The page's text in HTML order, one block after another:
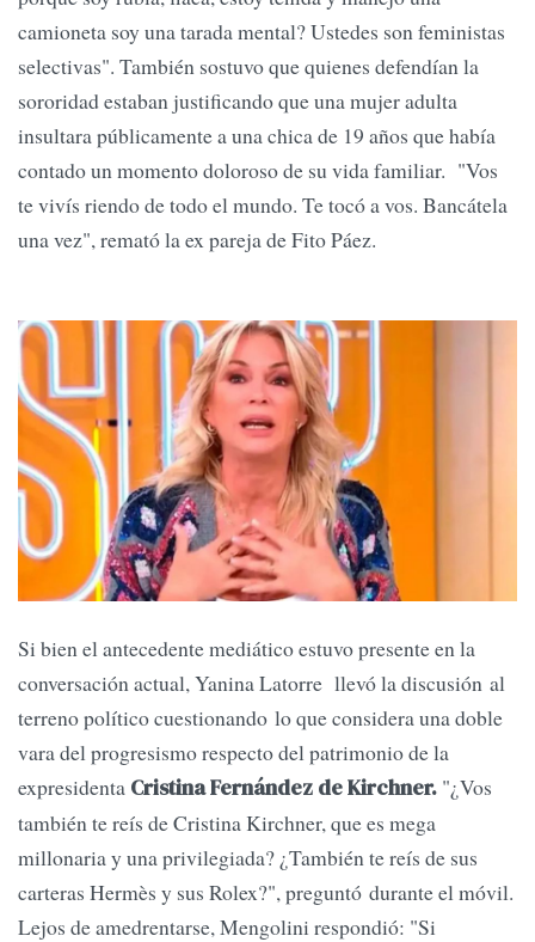
camioneta soy una tarada mental? Ustedes son feministas
selectivas". También sostuvo que quienes defendían la
sororidad estaban justificando que una mujer adulta
insultara públicamente a una chica de 19 años que había
contado un momento doloroso de su vida familiar. "Vos
te vivís riendo de todo el mundo. Te tocó a vos. Bancátela
una vez", remató la ex pareja de Fito Páez.
Si bien el antecedente mediático estuvo presente en la
conversación actual, Yanina Latorre llevó la discusión al
terreno político cuestionando lo que considera una doble
vara del progresismo respecto del patrimonio de la
expresidenta Cristina Fernández de Kirchner. "¿Vos
también te reís de Cristina Kirchner, que es mega
millonaria y una privilegiada? ¿También te reís de sus
carteras Hermès y sus Rolex?", preguntó durante el móvil.
Lejos de amedrentarse, Mengolini respondió: "Si